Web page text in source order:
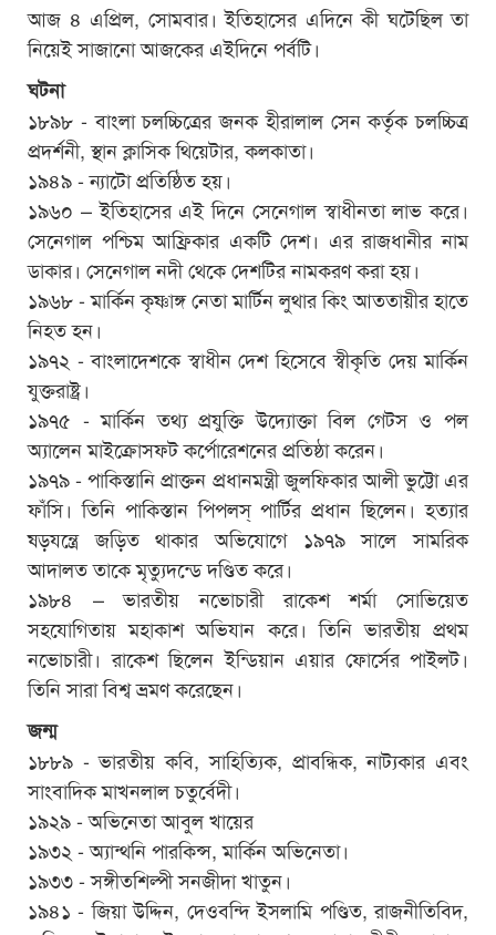
আজ ৪ এপ্রিল, সোমবার। ইতিহাসের এদিনে কী ঘটেছিল তা
নিয়েই সাজানো আজকের এইদিনে পর্বটি।
ঘটনা
১৮৯৮ - বাংলা চলচ্চিত্রের জনক হীরালাল সেন কর্তৃক চলচ্চিত্র
প্রদর্শনী, স্থান ক্লাসিক থিয়েটার, কলকাতা।
১৯৪৯ - ন্যাটো প্রতিষ্ঠিত হয়।
১৯৬০ – ইতিহাসের এই দিনে সেনেগাল স্বাধীনতা লাভ করে।
সেনেগাল পশ্চিম আফ্রিকার একটি দেশ। এর রাজধানীর নাম
ডাকার। সেনেগাল নদী থেকে দেশটির নামকরণ করা হয়।
১৯৬৮ - মার্কিন কৃষ্ণাঙ্গ নেতা মার্টিন লুথার কিং আততায়ীর হাতে
নিহত হন।
১৯৭২ - বাংলাদেশকে স্বাধীন দেশ হিসেবে স্বীকৃতি দেয় মার্কিন
যুক্তরাষ্ট্র।
১৯৭৫ - মার্কিন তথ্য প্রযুক্তি উদ্যোক্তা বিল গেটস ও পল
অ্যালেন মাইক্রোসফট কর্পোরেশনের প্রতিষ্ঠা করেন।
১৯৭৯ - পাকিস্তানি প্রাক্তন প্রধানমন্ত্রী জুলফিকার আলী ভুট্টো এর
ফাঁসি। তিনি পাকিস্তান পিপলস্‌ পার্টির প্রধান ছিলেন। হত্যার
ষড়যন্ত্রে জড়িত থাকার অভিযোগে ১৯৭৯ সালে সামরিক
আদালত তাকে মৃত্যুদন্ডে দণ্ডিত করে।
১৯৮৪ – ভারতীয় নভোচারী রাকেশ শর্মা সোভিয়েত
সহযোগিতায় মহাকাশ অভিযান করে। তিনি ভারতীয় প্রথম
নভোচারী। রাকেশ ছিলেন ইন্ডিয়ান এয়ার ফোর্সের পাইলট।
তিনি সারা বিশ্ব ভ্রমণ করেছেন।
জন্ম
১৮৮৯ - ভারতীয় কবি, সাহিত্যিক, প্রাবন্ধিক, নাট্যকার এবং
সাংবাদিক মাখনলাল চতুর্বেদী।
১৯২৯ - অভিনেতা আবুল খায়ের
১৯৩২ - অ্যান্থনি পারকিন্স, মার্কিন অভিনেতা।
১৯৩৩ - সঙ্গীতশিল্পী সনজীদা খাতুন।
১৯৪১ - জিয়া উদ্দিন, দেওবন্দি ইসলামি পণ্ডিত, রাজনীতিবিদ,